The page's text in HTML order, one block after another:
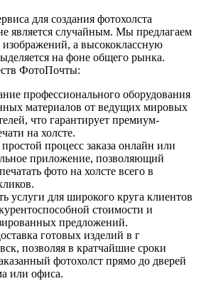
для создания фотохолста
является случайным. Мы предлагаем
изображений, а высококлассную
на фоне общего рынка.
ФотоПочты:
профессионального оборудования
материалов от ведущих мировых
что гарантирует премиум-
на холсте.
процесс заказа онлайн или
приложение, позволяющий
фото на холсте всего в
услуги для широкого круга клиентов
стоимости и
предложений.
готовых изделий в г
позволяя в кратчайшие сроки
фотохолст прямо до дверей
или офиса.